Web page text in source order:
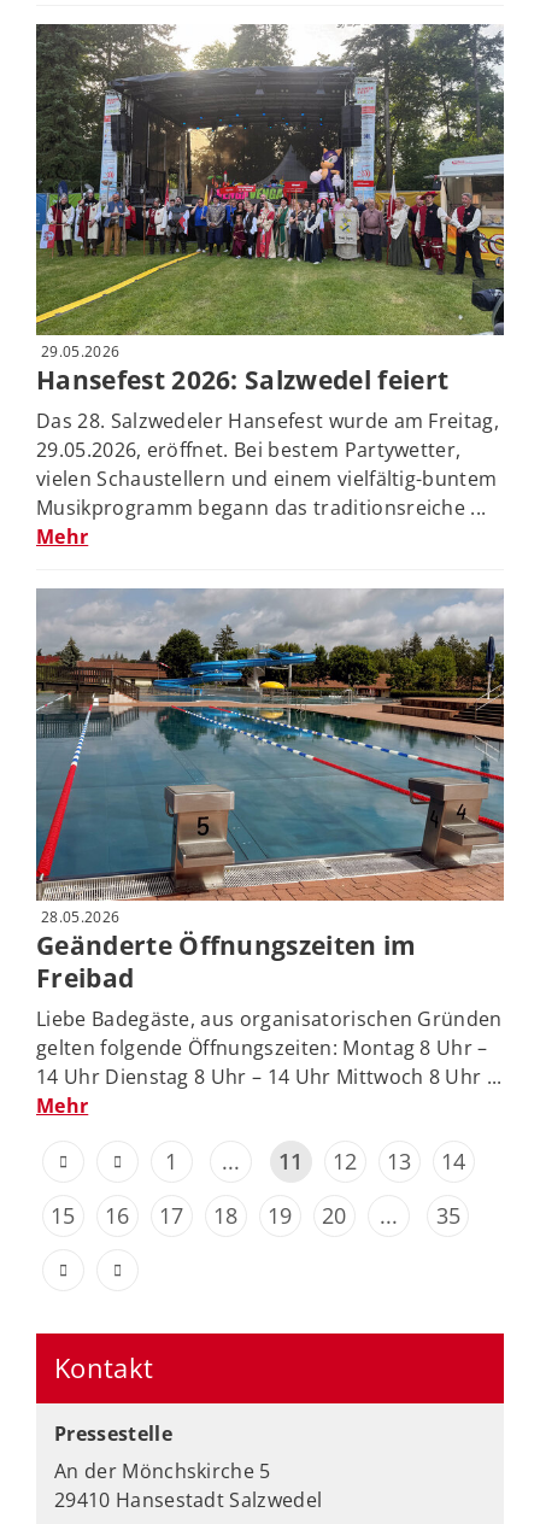
29.05.2026
Hansefest 2026: Salzwedel feiert
Das 28. Salzwedeler Hansefest wurde am Freitag,
29.05.2026, eröffnet. Bei bestem Partywetter,
vielen Schaustellern und einem vielfältig-buntem
Musikprogramm begann das traditionsreiche ...
Mehr
28.05.2026
Geänderte Öffnungszeiten im
Freibad
Liebe Badegäste, aus organisatorischen Gründen
gelten folgende Öffnungszeiten: Montag 8 Uhr –
14 Uhr Dienstag 8 Uhr – 14 Uhr Mittwoch 8 Uhr ...
Mehr
1 ... 11 12 13
14
15
16 17 18 19 20 ... 35
Kontakt
Pressestelle
An der Mönchskirche 5
29410 Hansestadt Salzwedel